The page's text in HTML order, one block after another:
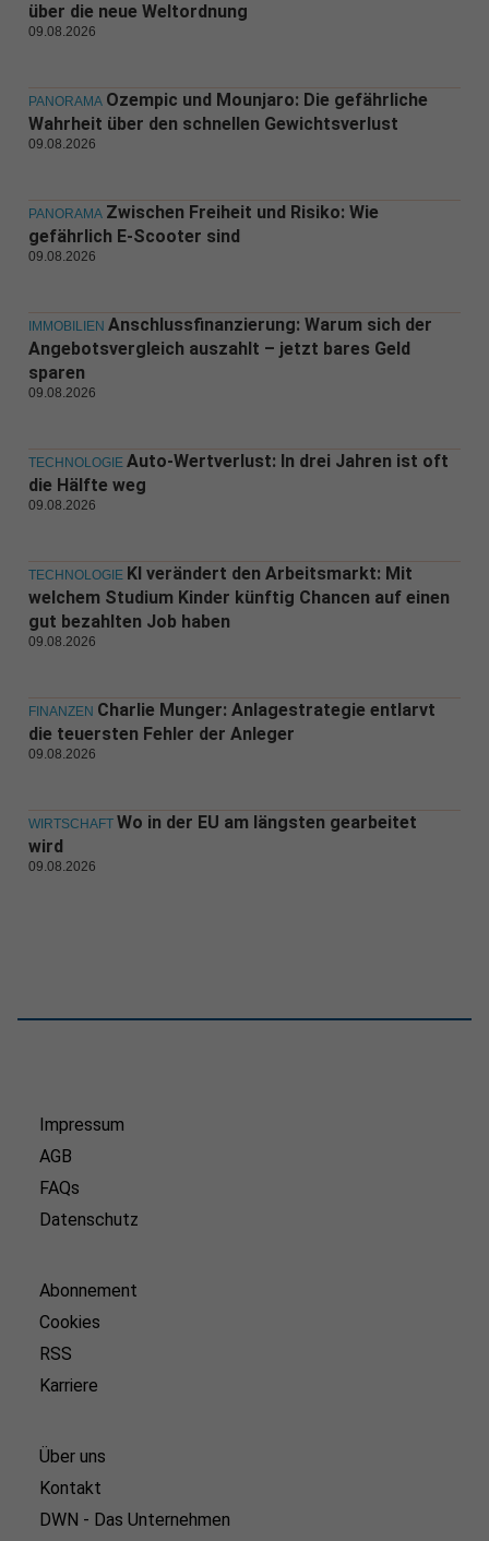
über die neue Weltordnung
09.08.2026
PANORAMA Ozempic und Mounjaro: Die gefährliche
Wahrheit über den schnellen Gewichtsverlust
09.08.2026
PANORAMA Zwischen Freiheit und Risiko: Wie
gefährlich E-Scooter sind
09.08.2026
IMMOBILIEN Anschlussfinanzierung: Warum sich der
Angebotsvergleich auszahlt – jetzt bares Geld
sparen
09.08.2026
TECHNOLOGIE Auto-Wertverlust: In drei Jahren ist oft
die Hälfte weg
09.08.2026
TECHNOLOGIE KI verändert den Arbeitsmarkt: Mit
welchem Studium Kinder künftig Chancen auf einen
gut bezahlten Job haben
09.08.2026
FINANZEN Charlie Munger: Anlagestrategie entlarvt
die teuersten Fehler der Anleger
09.08.2026
WIRTSCHAFT Wo in der EU am längsten gearbeitet
wird
09.08.2026
Impressum
AGB
FAQs
Datenschutz
Abonnement
Cookies
RSS
Karriere
Über uns
Kontakt
DWN - Das Unternehmen